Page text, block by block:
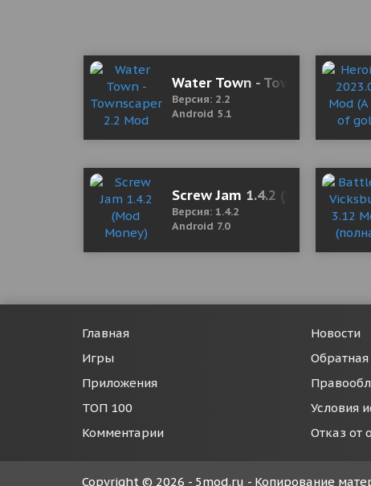
Water Town - Townscaper
Версия: 2.2
Android 5.1
Screw Jam 1.4.2 (Mod Money)
Версия: 1.4.2
Android 7.0
Главная
Игры
Приложения
ТОП 100
Комментарии
Новости
Обратная
Условия
Отказ от
Copyright © 2026 - 5mod.ru - Копирование